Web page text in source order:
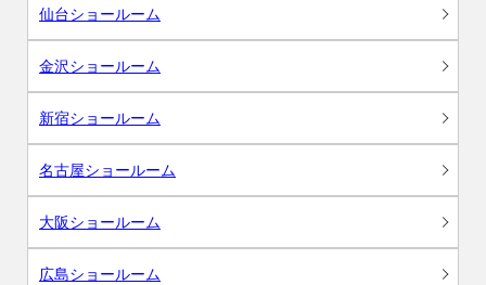
仙台ショールーム
金沢ショールーム
新宿ショールーム
名古屋ショールーム
大阪ショールーム
広島ショールーム